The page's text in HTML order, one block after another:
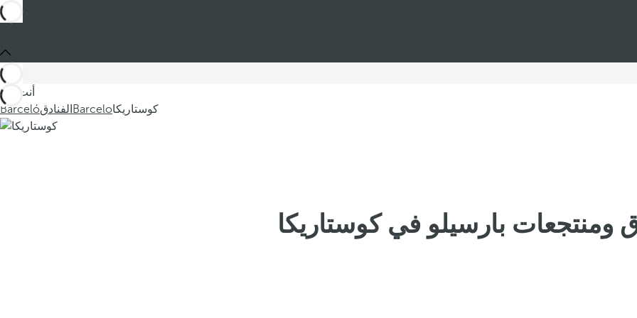
أنت في
Barcelóالفنادق Barceloكوستاريكا
ومنتجعات بارسيلو في كوستاريكا